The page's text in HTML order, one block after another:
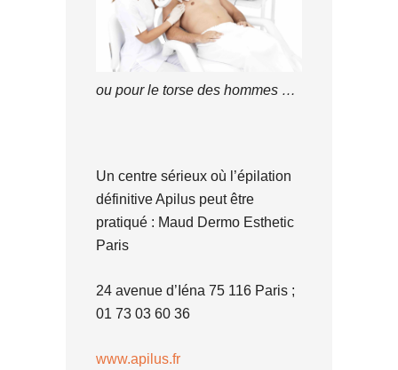
ou pour le torse des hommes …
Un centre sérieux où l’épilation
définitive Apilus peut être
pratiqué : Maud Dermo Esthetic
Paris
24 avenue d’Iéna 75 116 Paris ;
01 73 03 60 36
www.apilus.fr